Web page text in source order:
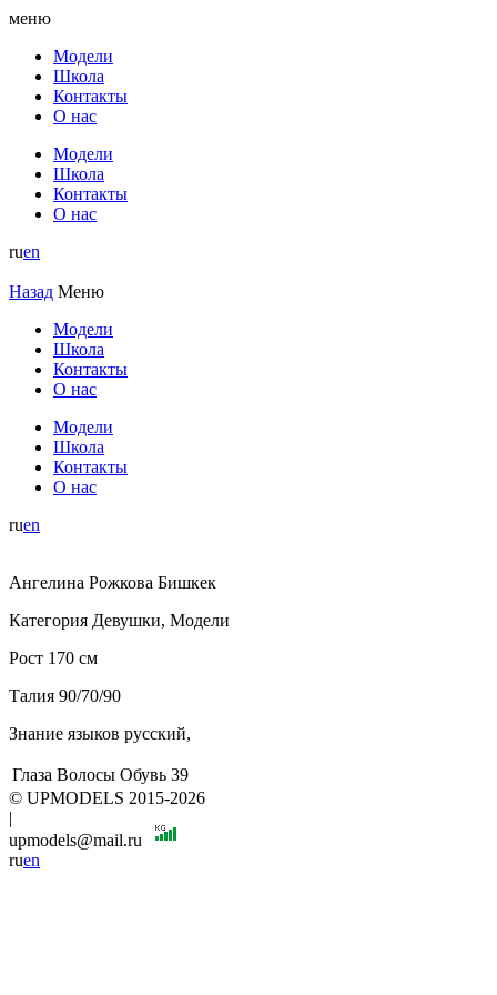
меню
Модели
Школа
Контакты
О нас
Модели
Школа
Контакты
О нас
ruen
Назад Меню
Модели
Школа
Контакты
О нас
Модели
Школа
Контакты
О нас
ruen
Ангелина Рожкова Бишкек
Категория Девушки, Модели
Рост 170 см
Талия 90/70/90
Знание языков русский,
Глаза Волосы Обувь 39
© UPMODELS 2015-2026
|
upmodels@mail.ru
ruen